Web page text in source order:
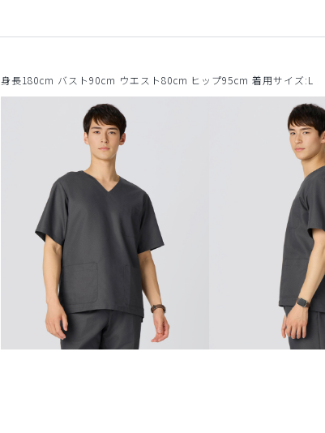
身長180cm バスト90cm ウエスト80cm ヒップ95cm 着用サイズ:L